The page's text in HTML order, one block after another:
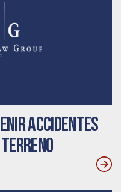
accidentes
terreno